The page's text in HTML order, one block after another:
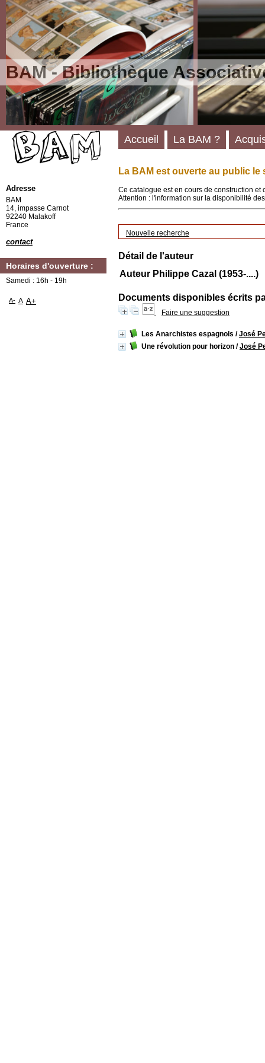
BAM - Bibliothèque
La BAM est ouverte au public le
Ce catalogue est en cours de construction
Attention : l'information sur la disponibilité
Nouvelle recherche
Détail de l'auteur
Auteur Philippe Cazal (1953-....)
Documents disponibles écrits
Faire une suggestion
Les Anarchistes espagnols /José
Une révolution pour horizon /José
Accueil La BAM ?
Adresse
BAM
14, impasse Carnot
92240 Malakoff
France
contact
Horaires d'ouverture :
Samedi : 16h - 19h
A- A A+